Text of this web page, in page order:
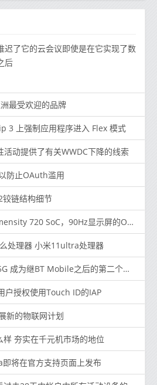
迟了它的云会议即使是在它实现了数
后
最受欢迎的品牌
3 上强制应用程序进入 Flex 模式
活动提供了有关WWDC下降的线索
防止OAuth滥用
铰链结构细节
SoC，90Hz显示屏的OPPO A72 5G：价格，功能
处理器 小米11ultra处理器
继BT Mobile之后的第二个英国MVNO
户授权使用Touch ID的IAP
新的物联网计划
夯实在千元机市场的地位
将在官方支持页面上发布